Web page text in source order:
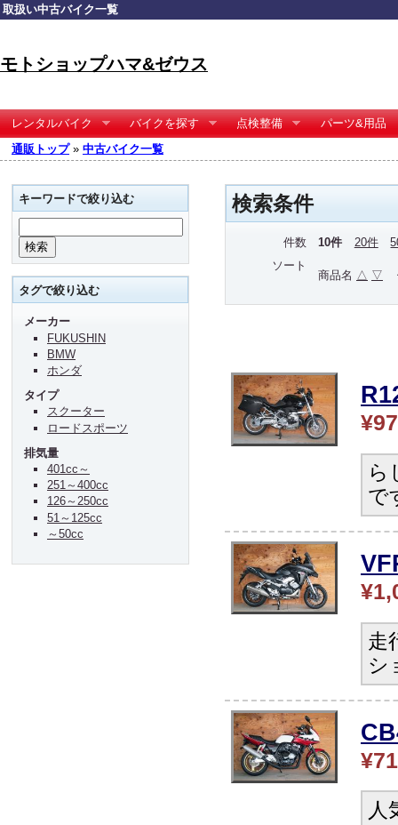
取扱い中古バイク一覧
モトショップハマ&ゼウス
レンタルバイク バイクを探す 点検整備
パーツ&用品
通販トップ» 中古バイク一覧
検索条件
件数 10件 20件
ソート
商品名 △ ▽
ら
で
走
シ
人
キーワードで絞り込む
タグで絞り込む
メーカー
FUKUSHIN
BMW
ホンダ
タイプ
スクーター
ロードスポーツ
排気量
401cc～
251～400cc
126～250cc
51～125cc
～50cc